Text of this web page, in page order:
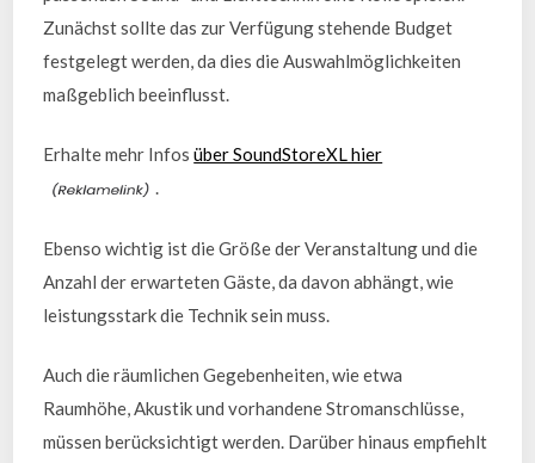
Zunächst sollte das zur Verfügung stehende Budget
festgelegt werden, da dies die Auswahlmöglichkeiten
maßgeblich beeinflusst.
Erhalte mehr Infosüber SoundStoreXL hier
.
Ebenso wichtig ist die Größe der Veranstaltung und die
Anzahl der erwarteten Gäste, da davon abhängt, wie
leistungsstark die Technik sein muss.
Auch die räumlichen Gegebenheiten, wie etwa
Raumhöhe, Akustik und vorhandene Stromanschlüsse,
müssen berücksichtigt werden. Darüber hinaus empfiehlt